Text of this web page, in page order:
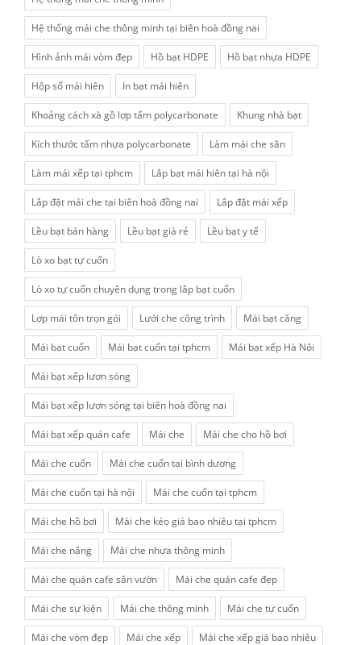
Hệ thống mái che thông minh tại biên hoà đồng nai
Hình ảnh mái vòm đẹp Hồ bạt HDPE Hồ bạt nhựa HDPE
Hộp số mái hiên In bạt mái hiên
Khoảng cách xà gồ lợp tấm polycarbonate Khung nhà bạt
Kích thước tấm nhựa polycarbonate Làm mái che sân
Làm mái xếp tại tphcm Lắp bạt mái hiên tại hà nội
Lắp đặt mái che tại biên hoà đồng nai Lắp đặt mái xếp
Lều bạt bán hàng Lều bạt giá rẻ Lều bạt y tế
Lò xo bạt tự cuốn
Lò xo tự cuốn chuyên dụng trong lắp bạt cuốn
Lợp mái tôn trọn gói Lưới che công trình Mái bạt căng
Mái bạt cuốn Mái bạt cuốn tại tphcm Mái bạt xếp Hà Nội
Mái bạt xếp lượn sóng
Mái bạt xếp lượn sóng tại biên hoà đồng nai
Mái bạt xếp quán cafe Mái che Mái che cho hồ bơi
Mái che cuốn Mái che cuốn tại bình dương
Mái che cuốn tại hà nội Mái che cuốn tại tphcm
Mái che hồ bơi Mái che kéo giá bao nhiêu tại tphcm
Mái che nắng Mái che nhựa thông minh
Mái che quán cafe sân vườn Mái che quán cafe đẹp
Mái che sự kiện Mái che thông minh Mái che tự cuốn
Mái che vòm đẹp Mái che xếp Mái che xếp giá bao nhiêu